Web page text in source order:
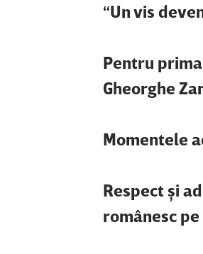
“Un vis
Pentru
Gheorghe
Momentele
Respect şi
românesc